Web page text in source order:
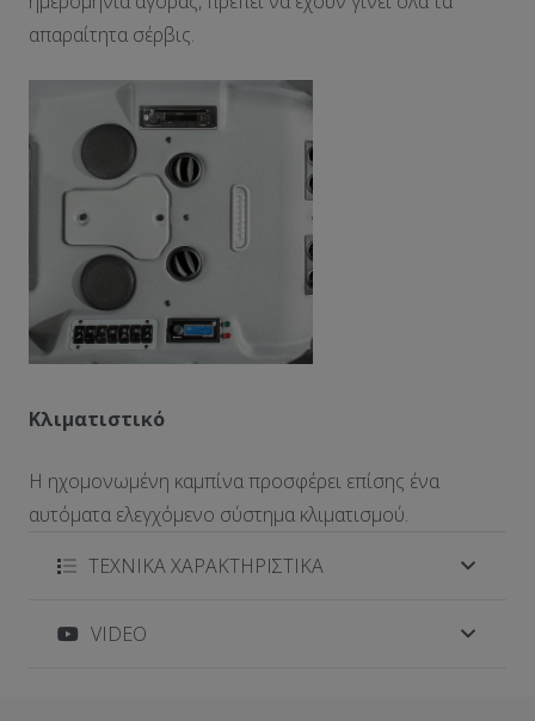
απαραίτητα σέρβις.
Κλιματιστικό
Η ηχομονωμένη καμπίνα προσφέρει επίσης ένα
αυτόματα ελεγχόμενο σύστημα κλιματισμού.
ΤΕΧΝΙΚΑ ΧΑΡΑΚΤΗΡΙΣΤΙΚΑ
VIDEO